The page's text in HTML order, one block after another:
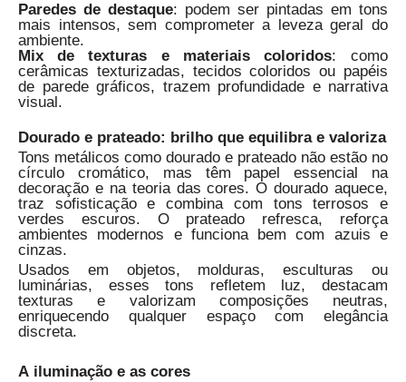
Paredes de destaque: podem ser pintadas em tons
mais intensos, sem comprometer a leveza geral do
ambiente.
Mix de texturas e materiais coloridos: como
cerâmicas texturizadas, tecidos coloridos ou papéis
de parede gráficos, trazem profundidade e narrativa
visual.
Dourado e prateado: brilho que equilibra e valoriza
Tons metálicos como dourado e prateado não estão no
círculo cromático, mas têm papel essencial na
decoração e na teoria das cores. O dourado aquece,
traz sofisticação e combina com tons terrosos e
verdes escuros. O prateado refresca, reforça
ambientes modernos e funciona bem com azuis e
cinzas.
Usados em objetos, molduras, esculturas ou
luminárias, esses tons refletem luz, destacam
texturas e valorizam composições neutras,
enriquecendo qualquer espaço com elegância
discreta.
A iluminação e as cores